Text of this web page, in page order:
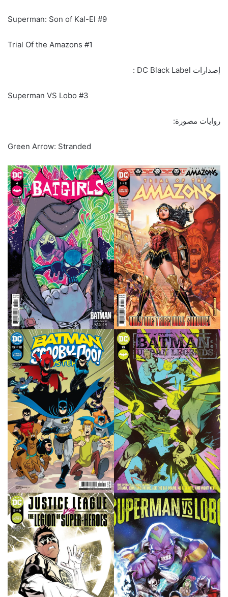
Superman: Son of Kal-El #9
Trial Of the Amazons #1
إصدارات DC Black Label :
Superman VS Lobo #3
روايات مصورة:
Green Arrow: Stranded